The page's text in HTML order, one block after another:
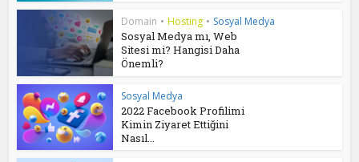
Domain • Hosting • Sosyal Medya
Sosyal Medya mı, Web
Sitesi mi? Hangisi Daha
Önemli?
Sosyal Medya
2022 Facebook Profilimi
Kimin Ziyaret Ettiğini
Nasıl...